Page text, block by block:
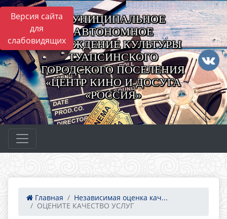
Версия сайта
для
слабовидящих
МУНИЦИПАЛЬНОЕ
АВТОНОМНОЕ
УЧРЕЖДЕНИЕ КУЛЬТУРЫ
ТУАПСИНСКОГО
ГОРОДСКОГО ПОСЕЛЕНИЯ
«ЦЕНТР КИНО И ДОСУГА
«РОССИЯ»
Главная
Независимая оценка кач...
ОЦЕНИТЕ КАЧЕСТВО УСЛУГ